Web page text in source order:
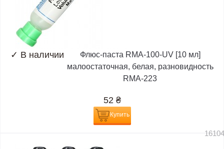
✓ В наличии
Флюс-паста RMA-100-UV [10 мл]
малоостаточная, белая, разновидность
RMA-223
52 ₴
Купить